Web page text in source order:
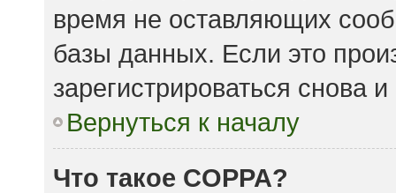
время не оставляющих
базы данных. Если это
зарегистрироваться снова
Вернуться к началу
Что такое COPPA?